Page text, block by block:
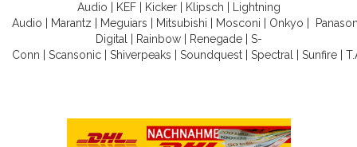
Audio
KEF| Kicker| Klipsch
Lightning
Audio
Marantz Meguiars Mitsubishi Mosconi Onkyo
Digital
Rainbow| Renegade| S-
Conn
Scansonic Shiverpeaks Soundquest Spectral Sunfire